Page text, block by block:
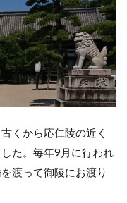
くから応仁陵の近く
た。毎年9月に行われ
渡って御陵にお渡り